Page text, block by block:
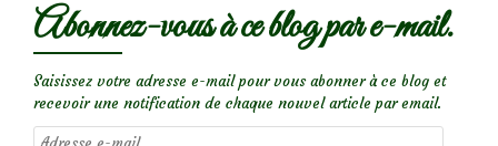
Abonnez-vous à ce blog par e-mail.
Saisissez votre adresse e-mail pour vous abonner à ce blog et
recevoir une notification de chaque nouvel article par email.
Adresse